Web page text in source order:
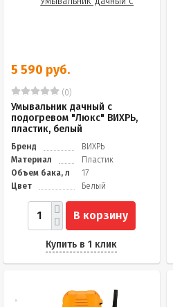
5 590 руб.
(0)
Умывальник дачный с
подогревом "Люкс" ВИХРЬ,
пластик, белый
Бренд
ВИХРЬ
Материал
Пластик
Объем бака, л
17
Цвет
Белый
В корзину
Купить в 1 клик